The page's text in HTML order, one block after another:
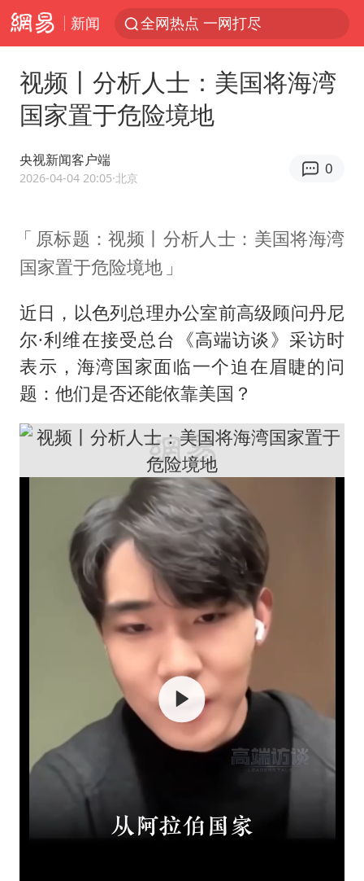
新闻 全网热点 一网打尽
视频丨分析人士：美国将海湾
国家置于危险境地
央视新闻客户端
2026-04-04 20:05·北京
0
原标题：视频丨分析人士：美国将海湾
国家置于危险境地
近日，以色列总理办公室前高级顾问丹尼
尔·利维在接受总台《高端访谈》采访时
表示，海湾国家面临一个迫在眉睫的问
题：他们是否还能依靠美国？